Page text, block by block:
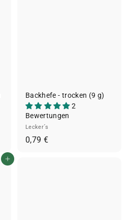
Backhefe - trocken (9 g)
2
Bewertungen
Lecker´s
0,79 €0
In den Einkaufswagen legen